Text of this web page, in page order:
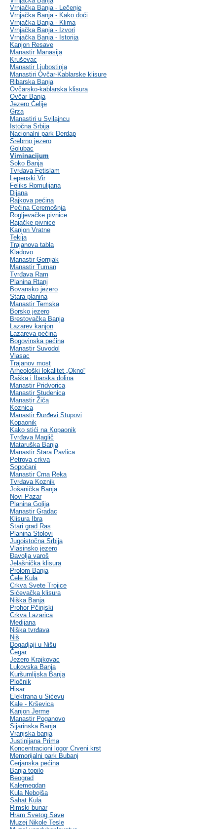
Vrnjačka Banja - Lečenje
Vrnjačka Banja - Kako doći
Vrnjačka Banja - Klima
Vrnjačka Banja - Izvori
Vrnjačka Banja - Istorija
Kanjon Resave
Manastir Manasija
Kruševac
Manastir Ljubostinja
Manastiri Ovčar-Kablarske klisure
Ribarska Banja
Ovčarsko-kablarska klisura
Ovčar Banja
Jezero Ćelije
Grza
Manastiri u Svilajncu
Istočna Srbija
Nacionalni park Đerdap
Srebrno jezero
Golubac
Viminacijum
Soko Banja
Tvrđava Fetislam
Lepenski Vir
Feliks Romulijana
Dijana
Rajkova pećina
Pećina Ceremošnja
Rogljevačke pivnice
Rajačke pivnice
Kanjon Vratne
Tekija
Trajanova tabla
Kladovo
Manastir Gornjak
Manastir Tuman
Tvrđava Ram
Planina Rtanj
Bovansko jezero
Stara planina
Manastir Temska
Borsko jezero
Brestovačka Banja
Lazarev kanjon
Lazareva pećina
Bogovinska pećina
Manastir Suvodol
Vlasac
Trajanov most
Arheološki lokalitet „Okno“
Raška i Ibarska dolina
Manastir Pridvorica
Manastir Studenica
Manastir Žiča
Koznica
Manastir Đurđevi Stupovi
Kopaonik
Kako stići na Kopaonik
Tvrđava Maglič
Mataruška Banja
Manastir Stara Pavlica
Petrova crkva
Sopoćani
Manastir Crna Reka
Tvrđava Koznik
Jošanička Banja
Novi Pazar
Planina Golija
Manastir Gradac
Klisura Ibra
Stari grad Ras
Planina Stolovi
Jugoistočna Srbija
Vlasinsko jezero
Đavolja varoš
Jelašnička klisura
Prolom Banja
Ćele Kula
Crkva Svete Trojice
Sićevačka klisura
Niška Banja
Prohor Pčinjski
Crkva Lazarica
Medijana
Niška tvrđava
Niš
Dogadjaji u Nišu
Čegar
Jezero Krajkovac
Lukovska Banja
Kuršumlijska Banja
Pločnik
Hisar
Elektrana u Sićevu
Kale - Krševica
Kanjon Jerme
Manastir Poganovo
Sijarinska Banja
Vranjska banja
Justinijana Prima
Koncentracioni logor Crveni krst
Memorijalni park Bubanj
Cerjanska pećina
Banja topilo
Beograd
Kalemegdan
Kula Nebojša
Sahat Kula
Rimski bunar
Hram Svetog Save
Muzej Nikole Tesle